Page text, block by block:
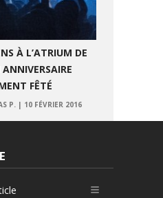
À L’ATRIUM DE
FÊTÉ
P.| 10 FÉVRIER 2016